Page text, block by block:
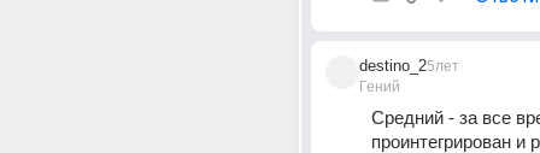
destino_2
Гений
5лет
Средний - за все
проинтегрирован и